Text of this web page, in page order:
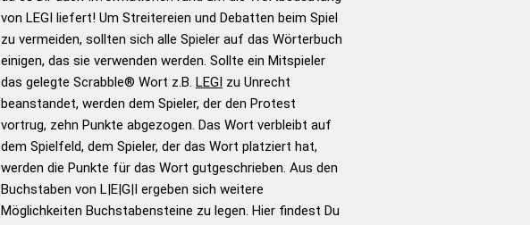
Wortbedeutung, Worttrennung und Wortform, um die
Gültigkeit eines Wortes für das Scrabble-Spiel zu
bestimmen!
zugelassene Turnier Scrabble-
Wörterbücher sind:
Duden – Standardwerk in 12
Bänden
Duden – Richtiges und gutes
Deutsch
Duden – Die deutsche Grammatik
von LEGI liefert! Um Streitereien und Debatten beim Spiel
zu vermeiden, sollten sich alle Spieler auf das Wörterbuch
einigen, das sie verwenden werden. Sollte ein Mitspieler
das gelegte Scrabble® Wort z.B. LEGI zu Unrecht
beanstandet, werden dem Spieler, der den Protest
vortrug, zehn Punkte abgezogen. Das Wort verbleibt auf
dem Spielfeld, dem Spieler, der das Wort platziert hat,
werden die Punkte für das Wort gutgeschrieben. Aus den
Buchstaben von L|E|G|I ergeben sich weitere
Möglichkeiten Buchstabensteine zu legen. Hier findest Du